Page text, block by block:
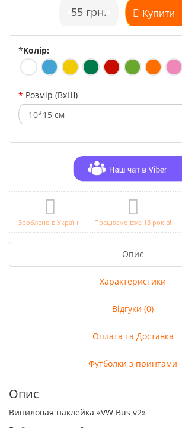
55 грн. Купити
*Колір:
Розмір (ВхШ)
Зроблено в Україні! Працюємо вже 13 років!
Опис
Характеристики
Відгуки (0)
Оплата та Доставка
Футболки з принтами
Опис
Виниловая наклейка «VW Bus v2»